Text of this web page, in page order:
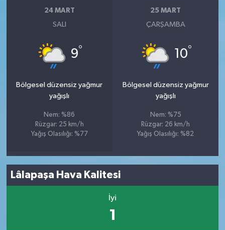
24 MART
SALI
9°
Bölgesel düzensiz yağmur
yağışlı
Nem: %86
Rüzgar: 25 km/h
Yağış Olasılığı: %77
25 MART
ÇARŞAMBA
10°
Bölgesel düzensiz yağmur
yağışlı
Nem: %75
Rüzgar: 26 km/h
Yağış Olasılığı: %82
Lâlapaşa Hava Kalitesi
İyi
1